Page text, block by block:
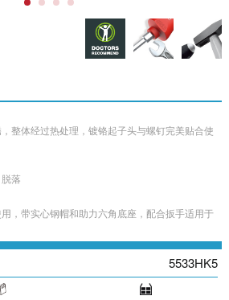
整体经过热处理，镀铬起子头与螺钉完美贴合使
落
，带实心钢帽和助力六角底座，配合扳手适用于
5533HK5